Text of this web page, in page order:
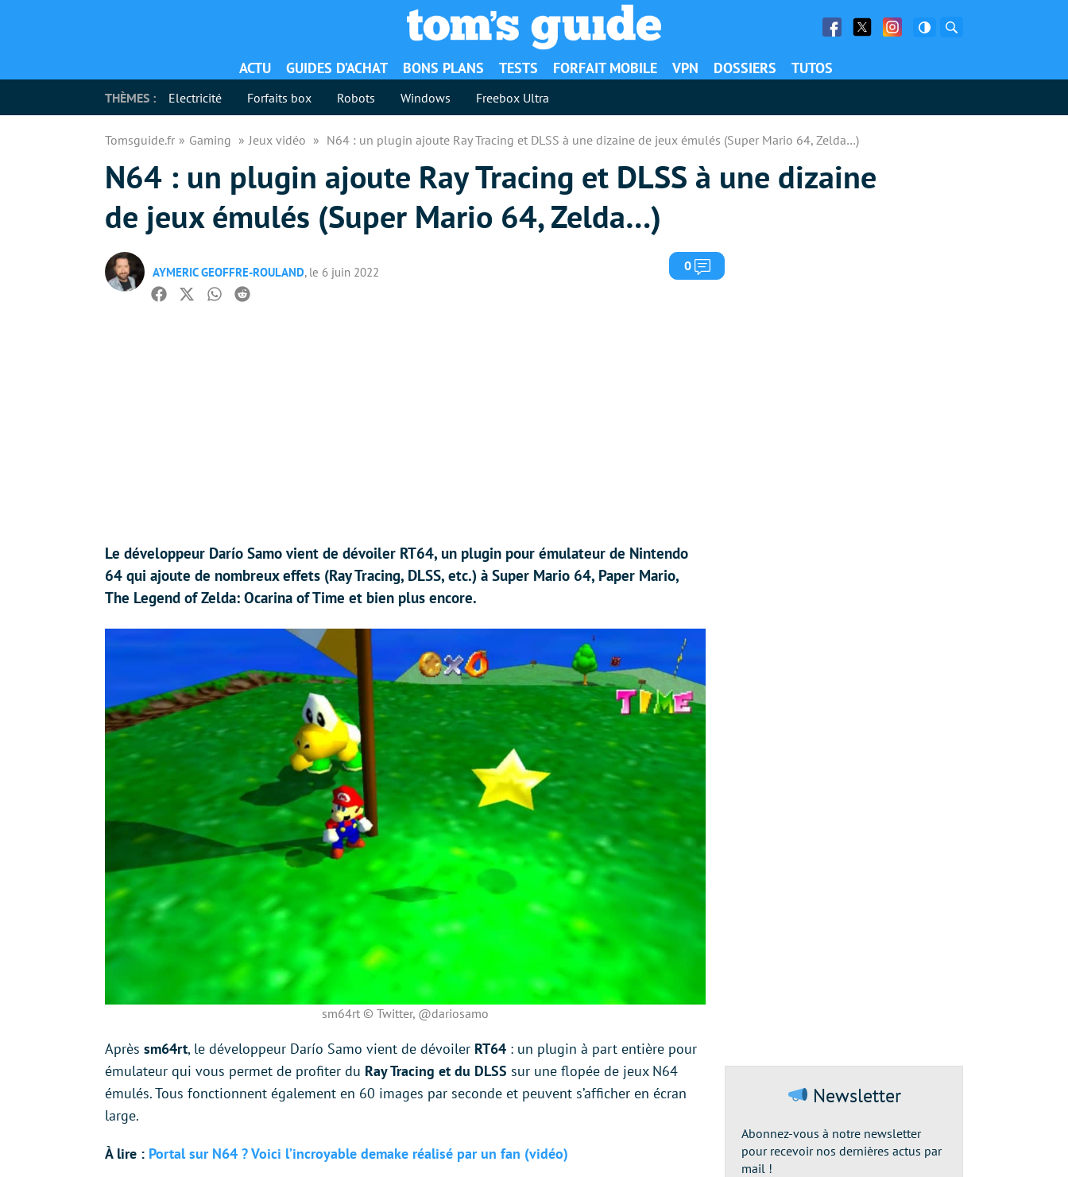
Facebook
Twitter Facebook
ACTU GUIDES D’ACHAT BONS PLANS TESTS FORFAIT MOBILE VPN DOSSIERS TUTOS
THÈMES : Electricité Forfaits box Robots Windows Freebox Ultra
Tomsguide.fr Gaming Jeux vidéo N64 : un plugin ajoute Ray Tracing et DLSS à une dizaine de jeux émulés (Super Mario 64, Zelda…)
N64 : un plugin ajoute Ray Tracing et DLSS à une dizaine
de jeux émulés (Super Mario 64, Zelda…)
AYMERIC GEOFFRE-ROULAND, le 6 juin 2022 0 Commentaires
Facebook
TwitterWhatsapp
Reddit
Le développeur Darío Samo vient de dévoiler RT64, un plugin pour émulateur de Nintendo
64 qui ajoute de nombreux effets (Ray Tracing, DLSS, etc.) à Super Mario 64, Paper Mario,
The Legend of Zelda: Ocarina of Time et bien plus encore.
sm64rt © Twitter, @dariosamo
Après sm64rt, le développeur Darío Samo vient de dévoiler RT64 : un plugin à part entière pour
émulateur qui vous permet de profiter du Ray Tracing et du DLSS sur une flopée de jeux N64
émulés. Tous fonctionnent également en 60 images par seconde et peuvent s’afficher en écran
large.
À lire : Portal sur N64 ? Voici l’incroyable demake réalisé par un fan (vidéo)
Newsletter
Abonnez-vous à notre newsletter
pour recevoir nos dernières actus par
mail !